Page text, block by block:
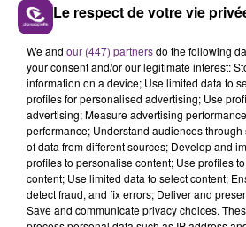
27 mai 2026
LE CHU DE REIMS AU CŒUR
PREMIÈRE NATIONALE DE
Le respect de votre vie
We and our (447) partnersdo the following
your consent and/or our legitimate interest:
information on a device; Use limited data to
profiles for personalised advertising; Use
advertising; Measure advertising
performance; Understand audiences
of data from different sources; Develop and
profiles to personalise content; Use profiles
content; Use limited data to select content;
detect fraud, and fix errors; Deliver and
Save and communicate privacy choices.